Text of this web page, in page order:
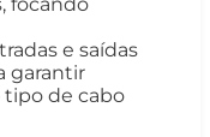
focando
e saídas
garantir
de cabo